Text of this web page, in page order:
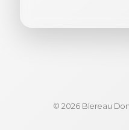
© 2026 Blereau